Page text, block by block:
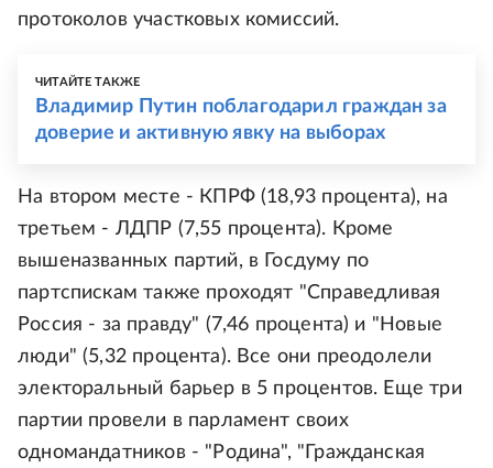
протоколов участковых комиссий.
ЧИТАЙТЕ ТАКЖЕ
Владимир Путин поблагодарил граждан за
доверие и активную явку на выборах
На втором месте - КПРФ (18,93 процента), на
третьем - ЛДПР (7,55 процента). Кроме
вышеназванных партий, в Госдуму по
партспискам также проходят "Справедливая
Россия - за правду" (7,46 процента) и "Новые
люди" (5,32 процента). Все они преодолели
электоральный барьер в 5 процентов. Еще три
партии провели в парламент своих
одномандатников - "Родина", "Гражданская